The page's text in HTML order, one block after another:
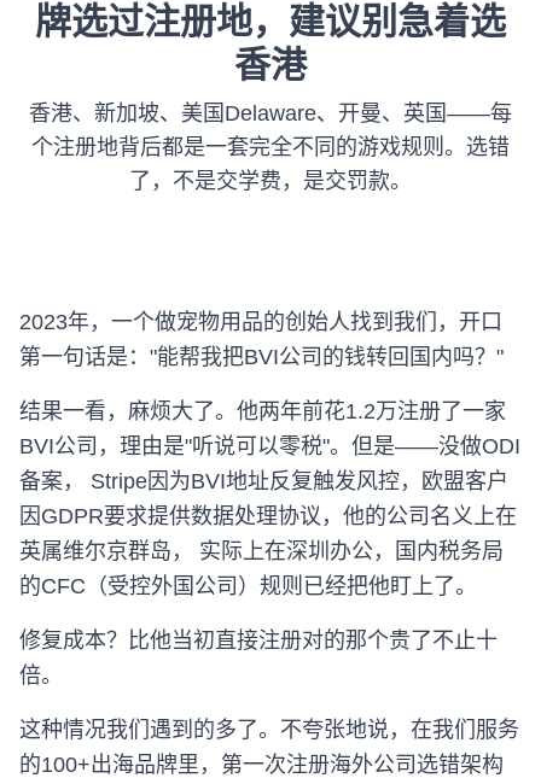
牌选过注册地，建议别急着选
香港
香港、新加坡、美国Delaware、开曼、英国——每
个注册地背后都是一套完全不同的游戏规则。选错
了，不是交学费，是交罚款。
2023年，一个做宠物用品的创始人找到我们，开口
第一句话是："能帮我把BVI公司的钱转回国内吗？"
结果一看，麻烦大了。他两年前花1.2万注册了一家
BVI公司，理由是"听说可以零税"。但是——没做ODI
备案， Stripe因为BVI地址反复触发风控，欧盟客户
因GDPR要求提供数据处理协议，他的公司名义上在
英属维尔京群岛， 实际上在深圳办公，国内税务局
的CFC（受控外国公司）规则已经把他盯上了。
修复成本？比他当初直接注册对的那个贵了不止十
倍。
这种情况我们遇到的多了。不夸张地说，在我们服务
的100+出海品牌里，第一次注册海外公司选错架构